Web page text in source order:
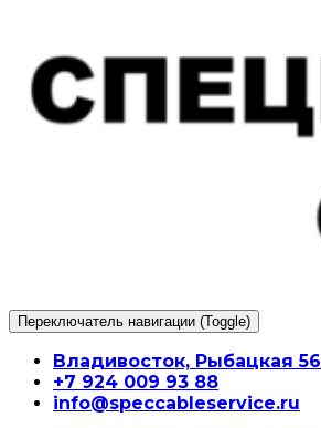
содержимому
Переключатель навигации (Toggle)
Владивосток, Рыбацкая 56
+7 924 009 93 88
info@speccableservice.ru